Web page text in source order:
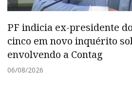
PF indicia ex-presidente
cinco em novo inquérito
envolvendo a Contag
06/08/2026